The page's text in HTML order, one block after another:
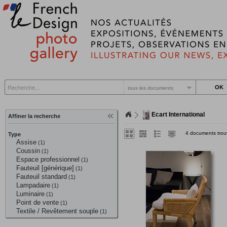
tous les documents
Affiner la recherche
Type
Assise (1)
Coussin (1)
Espace professionnel (1)
Fauteuil [générique] (1)
Fauteuil standard (1)
Lampadaire (1)
Luminaire (1)
Point de vente (1)
Textile / Revêtement souple (1)
Ecart International
4 documents